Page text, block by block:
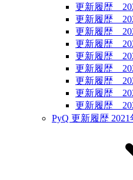
更新履歴
更新履歴
更新履歴
更新履歴
更新履歴
更新履歴
更新履歴
更新履歴
更新履歴
PyQ 更新履歴 2021